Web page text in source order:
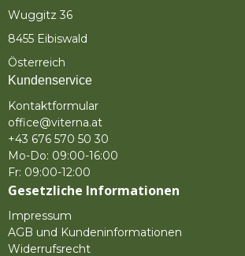
Wuggitz 36
8455 Eibiswald
Österreich
Kundenservice
Kontaktformular
office@viterna.at
+43 676 570 50 30
Mo-Do: 09:00-16:00
Fr: 09:00-12:00
Gesetzliche Informationen
Impressum
AGB und Kundeninformationen
Widerrufsrecht